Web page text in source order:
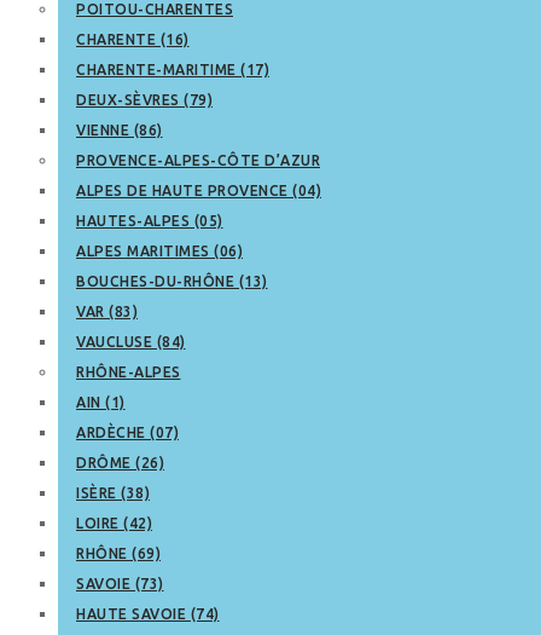
POITOU-CHARENTES
CHARENTE (16)
CHARENTE-MARITIME (17)
DEUX-SÈVRES (79)
VIENNE (86)
PROVENCE-ALPES-CÔTE D’AZUR
ALPES DE HAUTE PROVENCE (04)
HAUTES-ALPES (05)
ALPES MARITIMES (06)
BOUCHES-DU-RHÔNE (13)
VAR (83)
VAUCLUSE (84)
RHÔNE-ALPES
AIN (1)
ARDÈCHE (07)
DRÔME (26)
ISÈRE (38)
LOIRE (42)
RHÔNE (69)
SAVOIE (73)
HAUTE SAVOIE (74)